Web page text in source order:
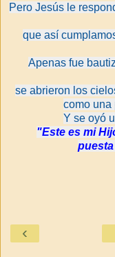
Pero Jesús le
que así
Apenas fue
se abrieron los
como una
Y se oyó
"Este es mi
‹